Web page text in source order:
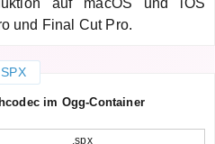
und Final Cut Pro.
SPX
im Ogg-Container
.spx